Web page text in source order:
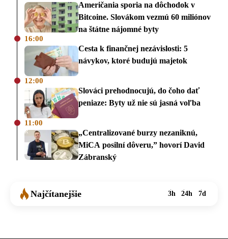
Američania sporia na dôchodok v
Bitcoine. Slovákom vezmú 60 miliónov
na štátne nájomné byty
16:00
Cesta k finančnej nezávislosti: 5
návykov, ktoré budujú majetok
12:00
Slováci prehodnocujú, do čoho dať
peniaze: Byty už nie sú jasná voľba
11:00
„Centralizované burzy nezaniknú,
MiCA posilní dôveru,” hovorí David
Zábranský
Najčítanejšie 3h 24h 7d